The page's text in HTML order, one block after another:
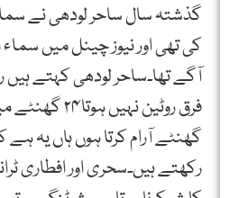
گذشتہ سال ساحر لودھی نے
کی تھی اور نیوز چینل میں
آگے تھا۔ساحر لودھی کہتے ہیں
گھنٹے آرام کرتا ہوں ہاں یہ
رکھتے ہیں۔سحری اور افطاری